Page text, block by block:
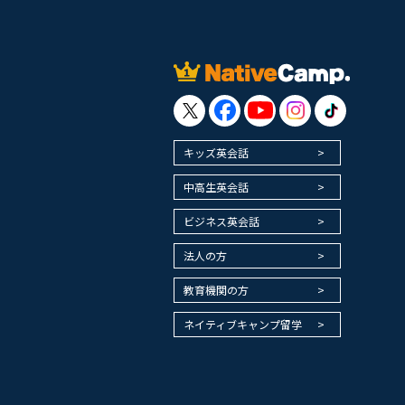
キッズ英会話
中高生英会話
ビジネス英会話
法人の方
教育機関の方
ネイティブキャンプ留学